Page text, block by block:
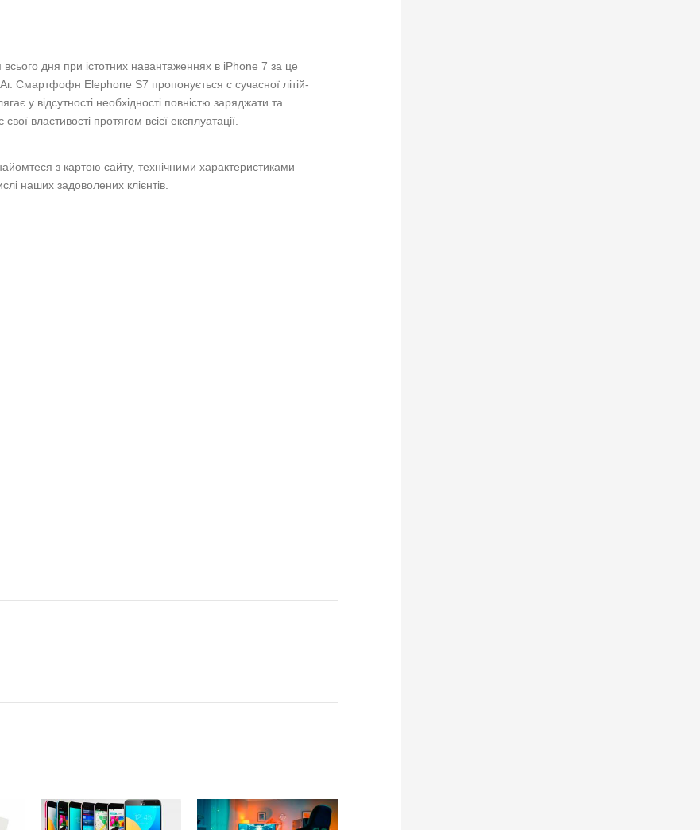
всього дня при істотних навантаженнях в iPhone 7 за це
Смартфофн Elephone S7 пропонується c сучасної літій-
у відсутності необхідності повністю заряджати та
властивості протягом всієї експлуатації.
з картою сайту, технічними характеристиками
наших задоволених клієнтів.